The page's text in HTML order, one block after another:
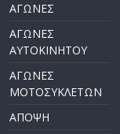
ΑΓΩΝΕΣ
ΑΓΩΝΕΣ
AYTOKINHTOY
ΑΓΩΝΕΣ
ΜΟΤΟΣΥΚΛΕΤΩΝ
ΑΠΟΨΗ